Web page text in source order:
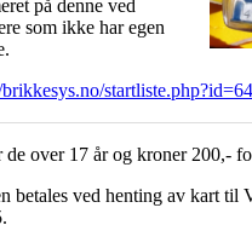
på denne ved
som ikke har egen
over 17 år og kroner 200,-
betales ved henting av kart til